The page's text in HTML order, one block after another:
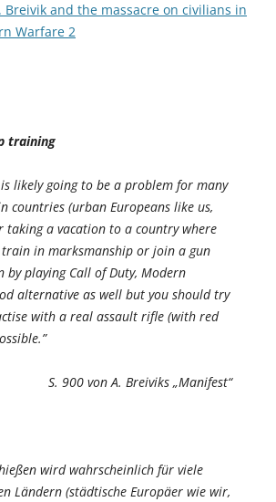
Breivik and the massacre on civilians in
Warfare 2
training
likely going to be a problem for many
countries (urban Europeans like us,
taking a vacation to a country where
in marksmanship or join a gun
by playing Call of Duty, Modern
alternative as well but you should try
with a real assault rifle (with red
S. 900 von A. Breiviks „Manifest“
wird wahrscheinlich für viele
Ländern (städtische Europäer wie wir,